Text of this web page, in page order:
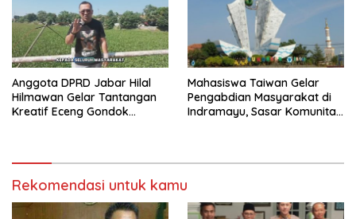
Anggota DPRD Jabar Hilal
Hilmawan Gelar Tantangan
Kreatif Eceng Gondok
Mahasiswa Taiwan Gelar
Pengabdian Masyarakat di
Indramayu, Sasar Komunitas
Rekomendasi untuk kamu